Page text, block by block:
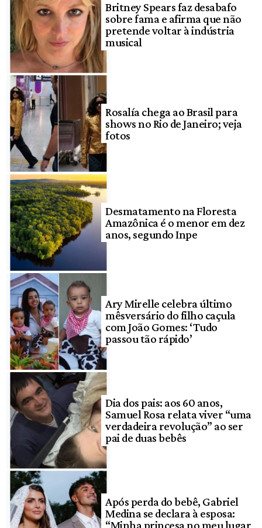
Britney Spears faz desabafo
sobre fama e afirma que não
pretende voltar à indústria
musical
Rosalía chega ao Brasil para
shows no Rio de Janeiro; veja
fotos
Desmatamento na Floresta
Amazônica é o menor em dez
anos, segundo Inpe
Ary Mirelle celebra último
mêsversário do filho caçula
com João Gomes: ‘Tudo
passou tão rápido’
Dia dos pais: aos 60 anos,
Samuel Rosa relata viver “uma
verdadeira revolução” ao ser
pai de duas bebês
Após perda do bebê, Gabriel
Medina se declara à esposa:
“Minha princesa no meu lugar